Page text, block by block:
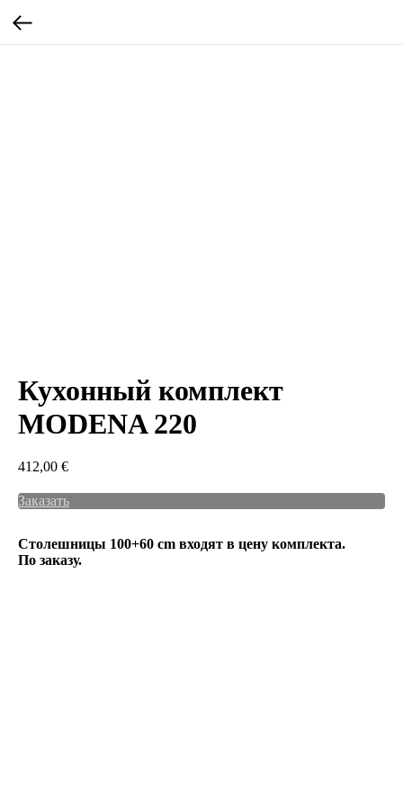
Кухонный комплект
MODENA 220
412,00 €
Заказать
Столешницы 100+60 cm входят в цену комплекта.
По заказу.